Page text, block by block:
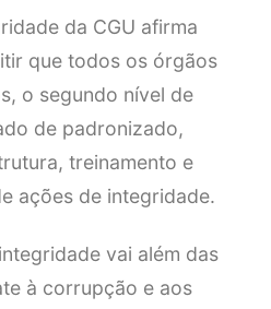
da CGU afirma
que todos os órgãos
o segundo nível de
de padronizado,
treinamento e
ações de integridade.
vai além das
à corrupção e aos